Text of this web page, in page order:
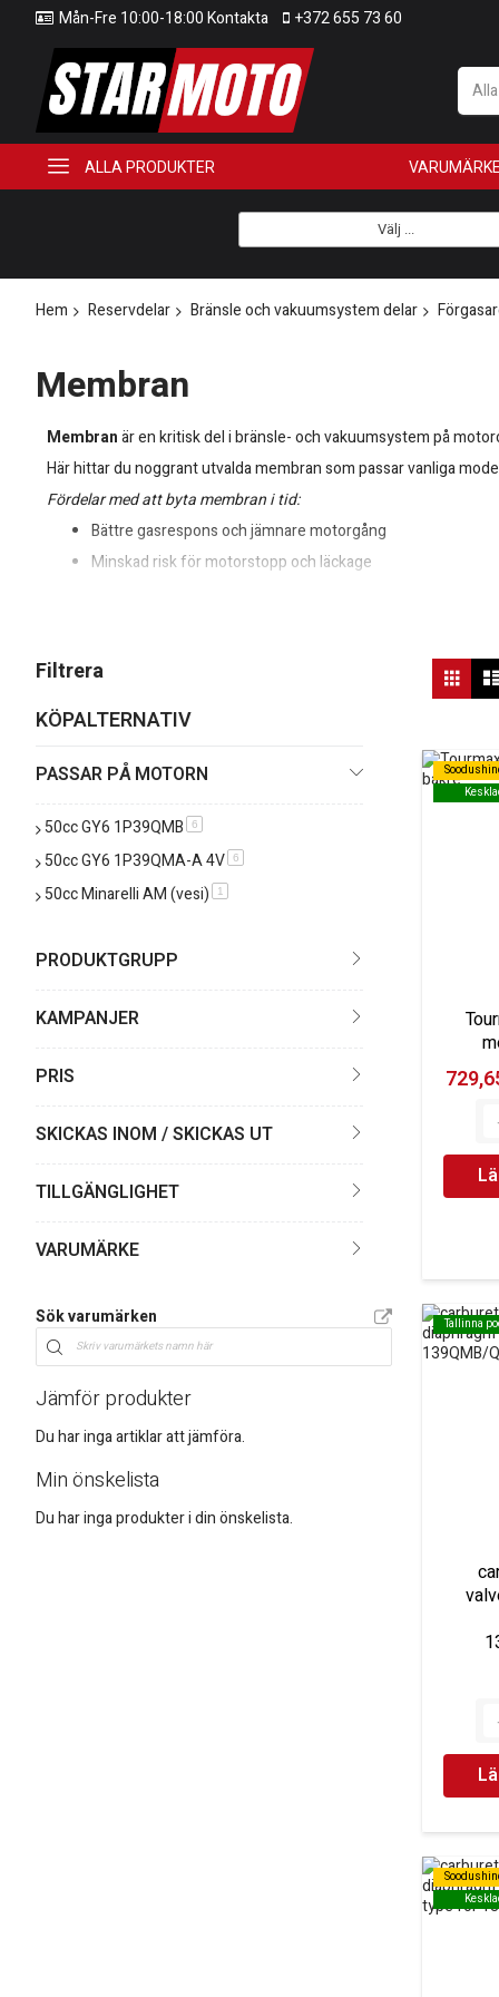
Mån-Fre 10:00-18:00 Kontakta +372 655 73 60
ALLA PRODUKTER
Välj ...
Hem Reservdelar Bränsle och vakuumsystem delar
Membran
Membranär en kritisk del i bränsle- och vakuumsystem på
Här hittar du noggrant utvalda membran som passar vanliga
Fördelar med att byta membran i tid:
Bättre gasrespons och jämnare motorgång
Minskad risk för motorstopp och läckage
Visa
som
Rutnät
Tallinna
Tallinna
Filtrera
KÖPALTERNATIV
PASSAR PÅ MOTORN
50cc GY6 1P39QMB 6produkt
50cc GY6 1P39QMA-A 4V 6produkt
50cc Minarelli AM (vesi) 1
PRODUKTGRUPP
KAMPANJER
PRIS
SKICKAS INOM / SKICKAS UT
TILLGÄNGLIGHET
VARUMÄRKE
Sök varumärken
Jämför produkter
Du har inga artiklar att jämföra.
Min önskelista
Du har inga produkter i din önskelista.